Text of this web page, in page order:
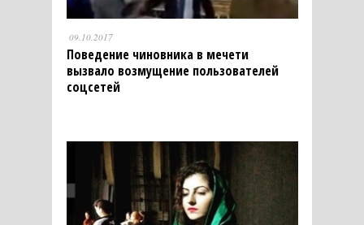
09.10.2017
Поведение чиновника в мечети
вызвало возмущение пользователей
соцсетей